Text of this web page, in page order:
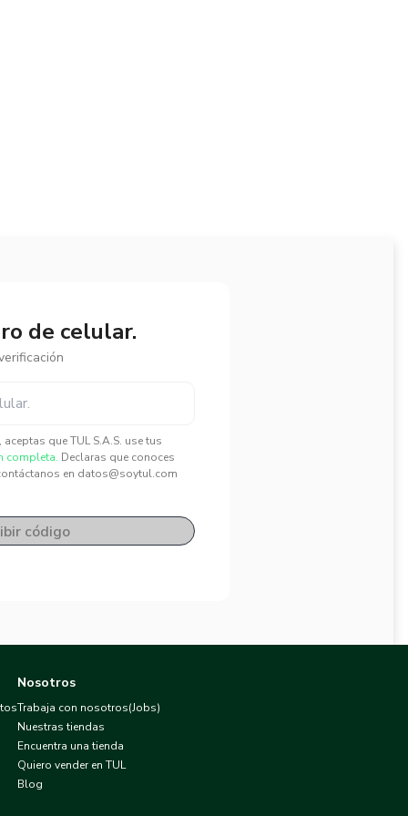
de celular.
que TUL S.A.S. use tus
completa. Declaras que conoces
en datos@soytul.com
código
Nosotros
Trabaja con nosotros(Jobs)
Nuestras tiendas
Encuentra una tienda
Quiero vender en TUL
Blog